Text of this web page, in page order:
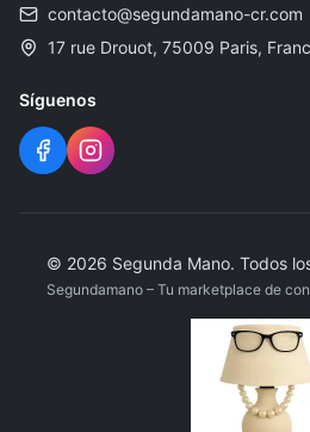
contacto@segundamano-cr.com
17 rue Drouot, 75009 Paris,
Síguenos
© 2026 Segunda Mano. Todos
Segundamano – Tu marketplace de